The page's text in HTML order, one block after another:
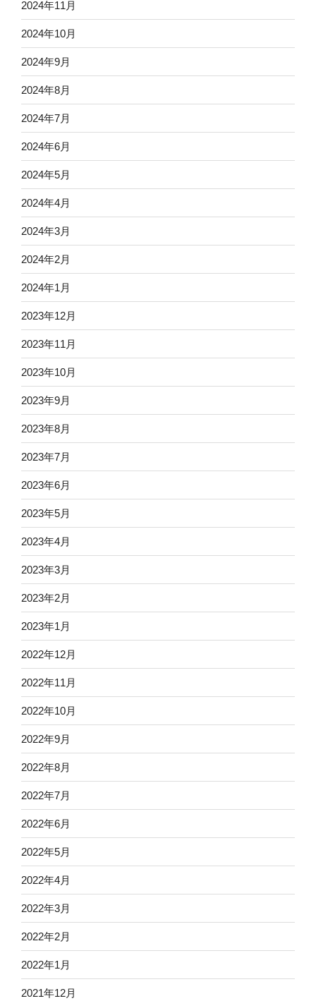
2024年11月
2024年10月
2024年9月
2024年8月
2024年7月
2024年6月
2024年5月
2024年4月
2024年3月
2024年2月
2024年1月
2023年12月
2023年11月
2023年10月
2023年9月
2023年8月
2023年7月
2023年6月
2023年5月
2023年4月
2023年3月
2023年2月
2023年1月
2022年12月
2022年11月
2022年10月
2022年9月
2022年8月
2022年7月
2022年6月
2022年5月
2022年4月
2022年3月
2022年2月
2022年1月
2021年12月